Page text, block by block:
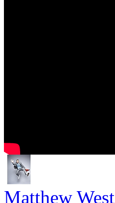
Matthew West